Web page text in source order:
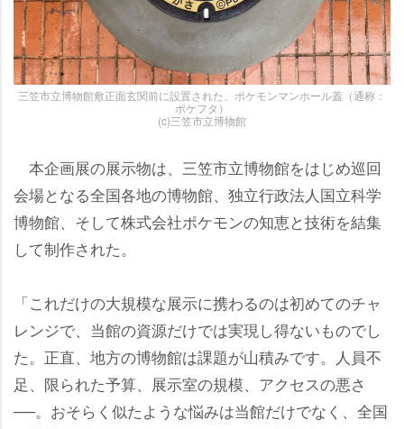
三笠市立博物館敷正面玄関前に設置された、ポケモンマンホール蓋（通称：
ポケフタ）
(c)三笠市立博物館
本企画展の展示物は、三笠市立博物館をはじめ巡回
会場となる全国各地の博物館、独立行政法人国立科学
博物館、そして株式会社ポケモンの知恵と技術を結集
して制作された。
「これだけの大規模な展示に携わるのは初めてのチャ
レンジで、当館の資源だけでは実現し得ないものでし
た。正直、地方の博物館は課題が山積みです。人員不
足、限られた予算、展示室の規模、アクセスの悪さ
──。おそらく似たような悩みは当館だけでなく、全国